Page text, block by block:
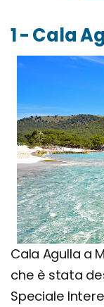
1 - Cala
Cala Agulla a
che è stata
Speciale